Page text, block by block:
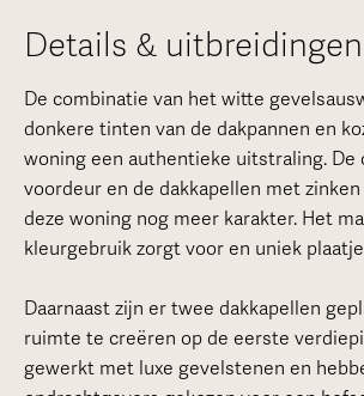
Details & uitbreidingen
De combinatie van het witte
donkere tinten van de dakpannen en
woning een authentieke uitstraling. De
voordeur en de dakkapellen met
deze woning nog meer karakter. Het
kleurgebruik zorgt voor en uniek
Daarnaast zijn er twee dakkapellen
ruimte te creëren op de eerste
gewerkt met luxe gevelstenen en